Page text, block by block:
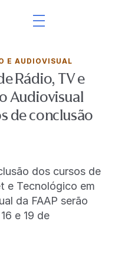
E AUDIOVISUAL
Rádio, TV e
Audiovisual
de conclusão
dos cursos de
e Tecnológico em
da FAAP serão
e 19 de